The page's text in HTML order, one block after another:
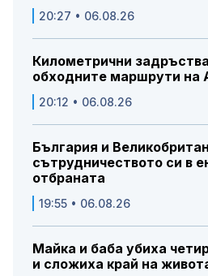
20:27 • 06.08.26
Километрични
обходните маршрути на
20:12 • 06.08.26
България и
сътрудничеството си в
отбраната
19:55 • 06.08.26
Майка и баба убиха
и сложиха край на